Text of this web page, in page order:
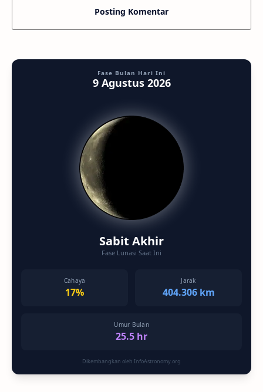
Posting Komentar
Fase Bulan Hari Ini
9 Agustus 2026
Sabit Akhir
Fase Lunasi Saat Ini
Cahaya
17%
Jarak
404.306 km
Umur Bulan
25.5 hr
Dikembangkan oleh InfoAstronomy.org